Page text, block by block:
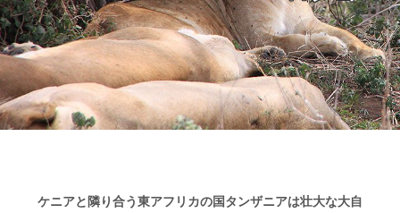
ケニアと隣り合う東アフリカの国タンザニアは壮大な大自